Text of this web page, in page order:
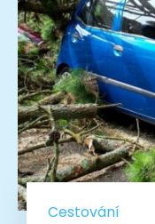
Cestování